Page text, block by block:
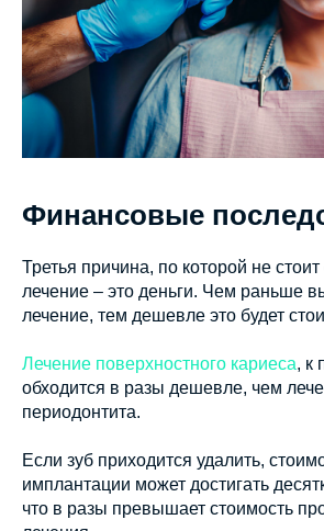
Финансовые
Третья причина, по которой не
лечение – это деньги. Чем раньше
лечение, тем дешевле это будет
Лечение поверхностного кариеса, к
обходится в разы дешевле, чем
периодонтита.
Если зуб приходится удалить,
имплантации может достигать
что в разы превышает стоимость